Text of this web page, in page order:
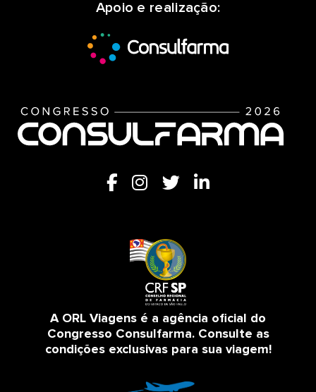
Apoio e realização:
A ORL Viagens é a agência oficial do
Congresso Consulfarma. Consulte as
condições exclusivas para sua viagem!